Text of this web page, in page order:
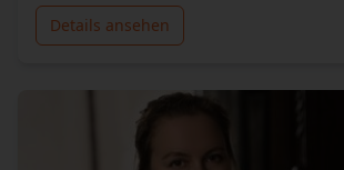
Details ansehen